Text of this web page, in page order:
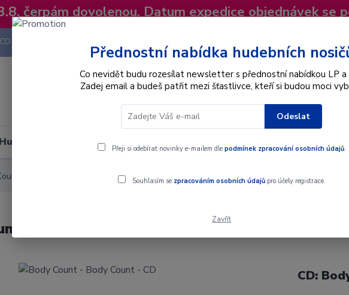
čerpám dovolenou. Datum expedice objednávek se
Hledat
Hudební styly Interpret Dárkové poukazy
- CD
- CD
CD:
Přednostní nabídka hudebních
Co nevidět budu rozesílat newsletter s přednostní nabídkou LP a
Zadej email a budeš patřit mezi šťastlivce, kteří si budou moci
Odeslat
Přeji si odebírat novinky e-mailem dle podmínek zpracování osobních údajů.
Souhlasím se zpracováním osobních údajůpro účely registrace.
Zavřít